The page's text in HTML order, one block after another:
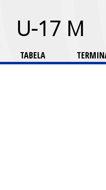
U-17 M
TABELA